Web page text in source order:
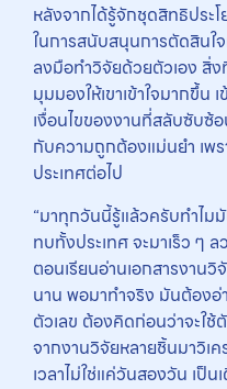
หลังจากได้รู้จักชุดสิทธิประ
ในการสนับสนุนการตัดสินใ
ลงมือทำวิจัยด้วยตัวเอง สิ่
มุมมองให้เขาเข้าใจมากขึ้น
เงื่อนไขของงานที่สลับซับซ้อ
กับความถูกต้องแม่นยำ เพ
ประเทศต่อไป
“มาทุกวันนี้รู้แล้วครับทำไม
ทบทั้งประเทศ จะมาเร็ว ๆ ล
ตอนเรียนอ่านเอกสารงานวิ
นาน พอมาทำจริง มันต้องอ่
ตัวเลข ต้องคิดก่อนว่าจะใช้
จากงานวิจัยหลายชิ้นมาวิเค
เวลาไม่ใช่แค่วันสองวัน เป็น